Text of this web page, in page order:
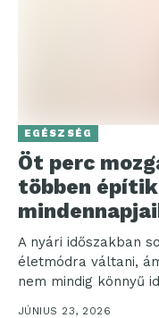
EGÉSZSÉG
Öt perc
többen
A nyári időszakban
életmódra váltani,
nem mindig könnyű
mozgásra. A HUAWEI...
JÚNIUS 23, 2026